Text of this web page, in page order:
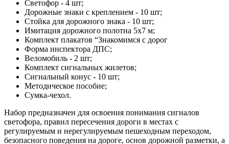
Светофор - 4 шт;
Дорожные знаки с креплением - 10 шт;
Стойка для дорожного знака - 10 шт;
Имитация дорожного полотна 5х7 м;
Комплект плакатов “Знакомимся с дорог
Форма инспектора ДПС;
Веломобиль - 2 шт;
Комплект сигнальных жилетов;
Сигнальный конус - 10 шт;
Методическое пособие;
Сумка-чехол.
Набор предназначен для освоения понимания сигналов
светофора, правил пересечения дороги в местах с
регулируемым и нерегулируемым пешеходным переходом,
безопасного поведения на дороге, основ дорожной разметки, а